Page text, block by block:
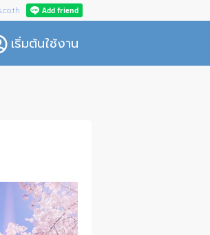
เริ่มต้นใช้งาน